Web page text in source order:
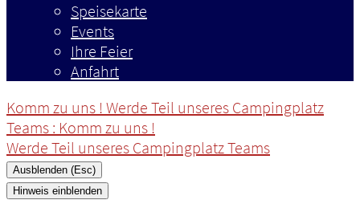
Speisekarte
Events
Ihre Feier
Anfahrt
Komm zu uns ! Werde Teil unseres Campingplatz
Teams : Komm zu uns !
Werde Teil unseres Campingplatz Teams
Ausblenden (Esc)
Hinweis einblenden